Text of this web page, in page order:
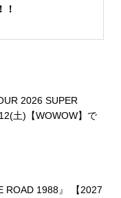
！
2026 SUPER
土)【WOWOW】で
ROAD 1988』 【2027